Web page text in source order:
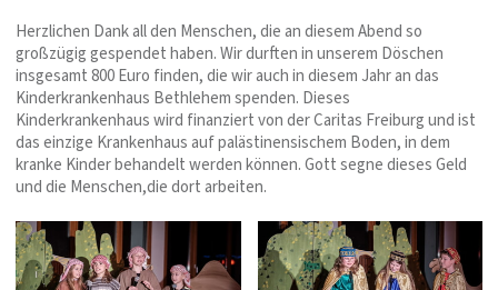
Herzlichen Dank all den Menschen, die an diesem Abend so
großzügig gespendet haben. Wir durften in unserem Döschen
insgesamt 800 Euro finden, die wir auch in diesem Jahr an das
Kinderkrankenhaus Bethlehem spenden. Dieses
Kinderkrankenhaus wird finanziert von der Caritas Freiburg und ist
das einzige Krankenhaus auf palästinensischem Boden, in dem
kranke Kinder behandelt werden können. Gott segne dieses Geld
und die Menschen,die dort arbeiten.